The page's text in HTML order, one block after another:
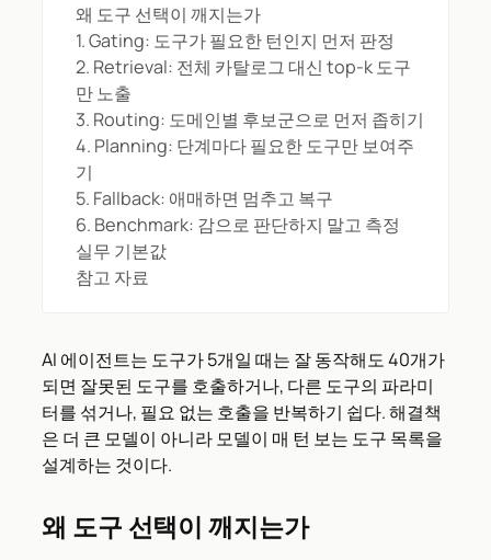
왜 도구 선택이 깨지는가
1. Gating: 도구가 필요한 턴인지 먼저 판정
2. Retrieval: 전체 카탈로그 대신 top-k 도구
만 노출
3. Routing: 도메인별 후보군으로 먼저 좁히기
4. Planning: 단계마다 필요한 도구만 보여주
기
5. Fallback: 애매하면 멈추고 복구
6. Benchmark: 감으로 판단하지 말고 측정
실무 기본값
참고 자료
AI 에이전트는 도구가 5개일 때는 잘 동작해도 40개가
되면 잘못된 도구를 호출하거나, 다른 도구의 파라미
터를 섞거나, 필요 없는 호출을 반복하기 쉽다. 해결책
은 더 큰 모델이 아니라 모델이 매 턴 보는 도구 목록을
설계하는 것이다.
왜 도구 선택이 깨지는가